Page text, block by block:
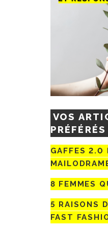
VOS
PRÉFÉRÉS
GAFFES 2.0
8 FEMMES
5 RAISONS
FAST